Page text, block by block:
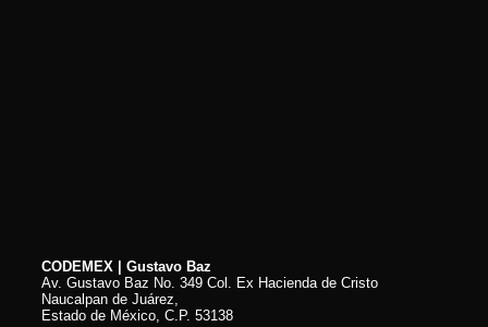
CODEMEX | Gustavo Baz
Av. Gustavo Baz No. 349 Col. Ex Hacienda de Cristo
Naucalpan de Juárez,
Estado de México, C.P. 53138